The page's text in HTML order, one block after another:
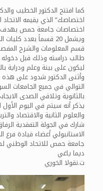
كما افتتح الدكتور الخطيب
اختصاصك” الذي يقيمه
اختصاصات جامعة حمص بهدف
ويشمل 20 قسماً بعدد
قسم المعلومات والشرح
طالب دراسته وذلك قبل دخوله
ليكون على بينة وعلم ودراية
وأثنى الدكتور شدود على هذه
التوالي في جميع الجامعات
بالثانوية وتلاقي الصدى
يذكر أنه سيتم في اليوم
والعلوم الثانية والاقتصاد
شارك في الجولة التفقدية
الاستانبولي أعضاء قيادة
جامعة حمص للاتحاد الوطني
ديما ياغي
ت.نقولا الخوري